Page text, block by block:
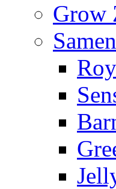
Grow
Samen